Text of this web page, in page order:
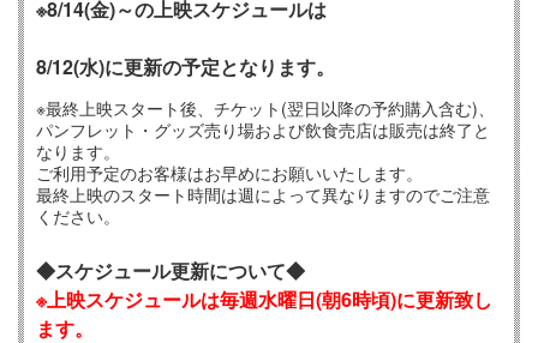
※8/14(金)～の上映スケジュールは
8/12(水)に更新の予定となります。
※最終上映スタート後、チケット(翌日以降の予約購入含む)、
パンフレット・グッズ売り場および飲食売店は販売は終了と
なります。
ご利用予定のお客様はお早めにお願いいたします。
最終上映のスタート時間は週によって異なりますのでご注意
ください。
◆スケジュール更新について◆
※上映スケジュールは毎週水曜日(朝6時頃)に更新致し
ます。